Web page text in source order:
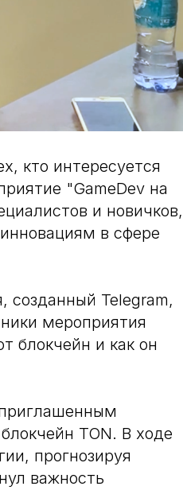
кто интересуется
"GameDev на
и новичков,
в сфере
созданный Telegram,
мероприятия
блокчейн и как он
TON. В ходе
прогнозируя
важность